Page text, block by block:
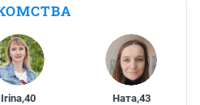
Irina,40 Ната,43